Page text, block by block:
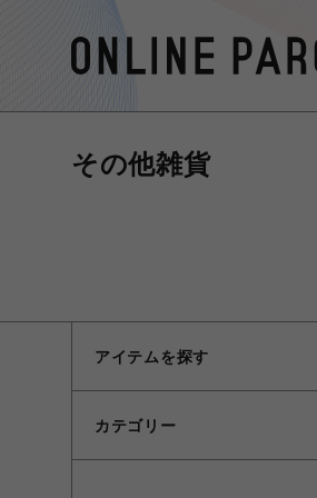
その他雑貨
アイテムを探す
カテゴリー